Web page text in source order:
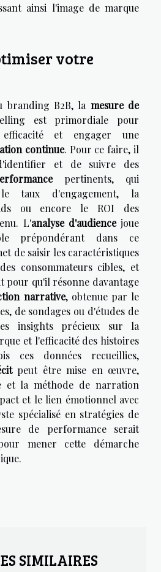
ainsi l'image de marque
votre
branding B2B, la mesure de
est primordiale pour
et engager une
continue. Pour ce faire, il
et de suivre des
pertinents, qui
taux d'engagement, la
ou encore le ROI des
L'analyse d'audiencejoue
prépondérant dans ce
de saisir les caractéristiques
consommateurs cibles, et
pour qu'il résonne davantage
narrative, obtenue par le
de sondages ou d'études de
insights précieux sur la
et l'efficacité des histoires
ces données recueillies,
peut être mise en œuvre,
et la méthode de narration
et le lien émotionnel avec
spécialisé en stratégies de
de performance serait
mener cette démarche
SIMILAIRES